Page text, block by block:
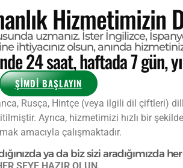
Hizmetimizin
uzmanız. İster İngilizce,
ihtiyacınız olsun, anında
24 saat, haftada 7 gün,
ŞİMDİ BAŞLAYIN
Rusça, Hintçe (veya ilgili dil çiftleri)
Ayrıca, hizmetimizi hızlı bir
amacıyla çalışmaktadır.
ya da biz sizi aradığımızda
ŞEYE HAZIR OLUN.